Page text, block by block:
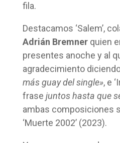
fila.
Destacamos ‘Salem’,
Adrián Bremnerquien
presentes anoche y al
agradecimiento
más guay del single», e
frase juntos hasta que
ambas composiciones
‘Muerte 2002’ (2023).